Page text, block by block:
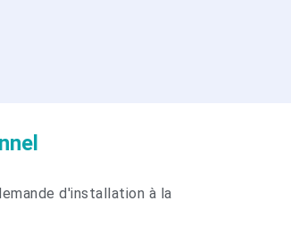
d'installation à la